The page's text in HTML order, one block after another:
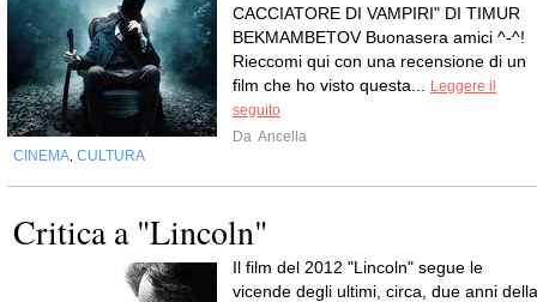
CACCIATORE DI VAMPIRI" DI TIMUR
BEKMAMBETOV Buonasera amici ^-^!
Rieccomi qui con una recensione di un
film che ho visto questa...
Leggere il
seguito
Da Ancella
CINEMA CULTURA
Critica a "Lincoln"
Il film del 2012 "Lincoln" segue le
vicende degli ultimi, circa, due anni della